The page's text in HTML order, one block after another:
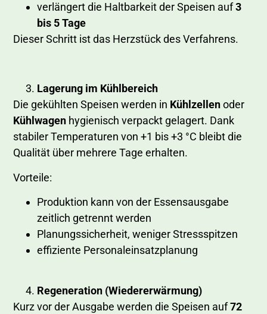
verlängert die Haltbarkeit der Speisen auf3
bis 5 Tage
Dieser Schritt ist das Herzstück des Verfahrens.
Lagerung im Kühlbereich
Die gekühlten Speisen werden in Kühlzellenoder
Kühlwagen hygienisch verpackt gelagert. Dank
stabiler Temperaturen von +1 bis +3 °C bleibt die
Qualität über mehrere Tage erhalten.
Vorteile:
Produktion kann von der Essensausgabe
zeitlich getrennt werden
Planungssicherheit, weniger Stressspitzen
effiziente Personaleinsatzplanung
Regeneration (Wiedererwärmung)
Kurz vor der Ausgabe werden die Speisen auf72